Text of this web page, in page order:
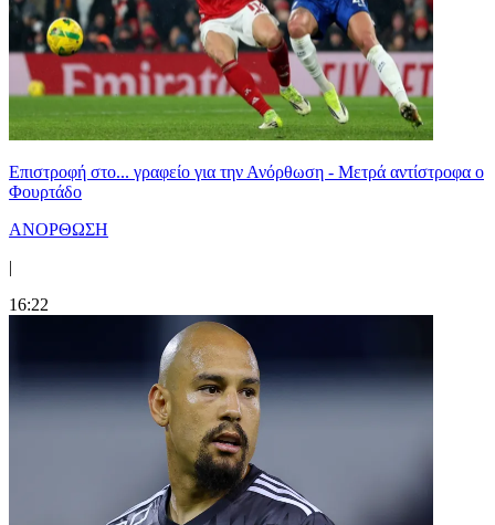
Επιστροφή στο... γραφείο για την Ανόρθωση - Μετρά αντίστροφα ο
Φουρτάδο
ΑΝΟΡΘΩΣΗ
|
16:22